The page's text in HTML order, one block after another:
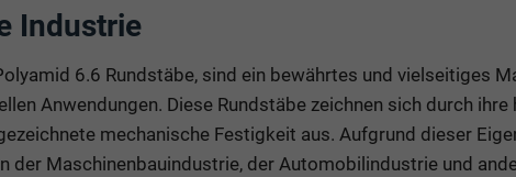
Industrie
6.6 Rundstäbe, sind ein bewährtes und vielseitiges
Anwendungen. Diese Rundstäbe zeichnen sich durch ihre
mechanische Festigkeit aus. Aufgrund dieser
der Maschinenbauindustrie, der Automobilindustrie und